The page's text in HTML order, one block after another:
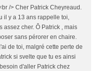
/> Cher Patrick Cheyreaud.
il y a 13 ans rappelle toi,
assez cher. Ô Patrick , mais
sans pérorer en chaire.
de toi, malgré cette perte de
si svelte que tu es ainsi
d'aller Patrick chez